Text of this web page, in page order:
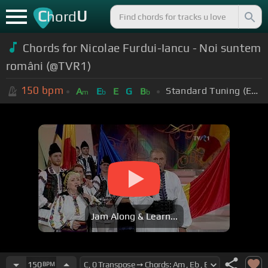
ChordU
Chords for Nicolae Furdui-Iancu - Noi suntem
români (@TVR1)
150 bpm Am Eb E G Bb Standard Tuning (EADGBE)
Jam Along & Learn...
150BPM